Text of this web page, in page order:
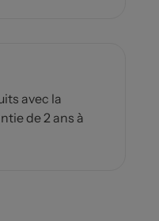
avec la
de 2 ans à